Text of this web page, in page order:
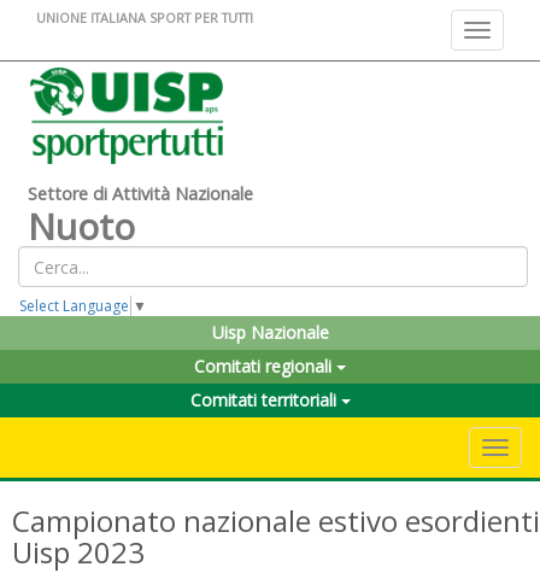
Toggle
UNIONE ITALIANA SPORT PER TUTTI
Settore di Attività Nazionale
Nuoto
Select Language ▼
Uisp Nazionale
Comitati regionali
Comitati territoriali
Campionato nazionale estivo esordienti
Uisp 2023